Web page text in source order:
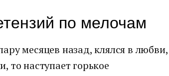
по мелочам
месяцев назад, клялся в любви,
то наступает горькое